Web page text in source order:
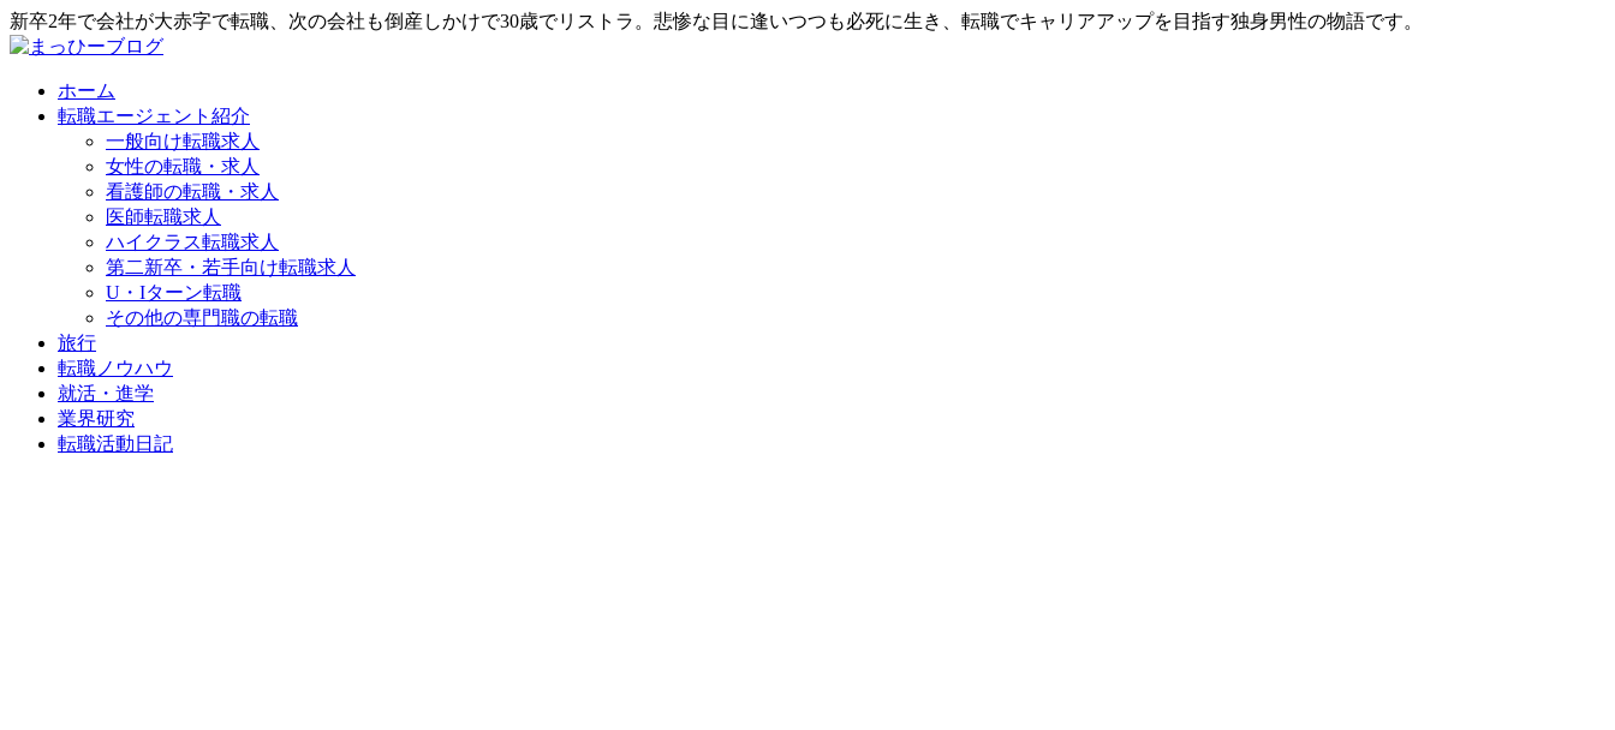
新卒2年で会社が大赤字で転職、次の会社も倒産しかけで30歳でリストラ。悲惨な目に逢いつつも必死に生き、転職でキャリアアップを目指す独身男性の物語です。
ホーム
転職エージェント紹介
一般向け転職求人
女性の転職・求人
看護師の転職・求人
医師転職求人
ハイクラス転職求人
第二新卒・若手向け転職求人
U・Iターン転職
その他の専門職の転職
旅行
転職ノウハウ
就活・進学
業界研究
転職活動日記